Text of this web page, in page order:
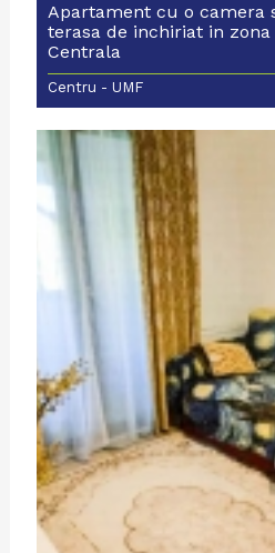
Apartament cu o camera
terasa de inchiriat in zona
Centrala
Centru - UMF